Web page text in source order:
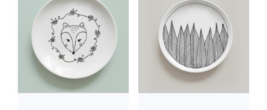
View View
Details